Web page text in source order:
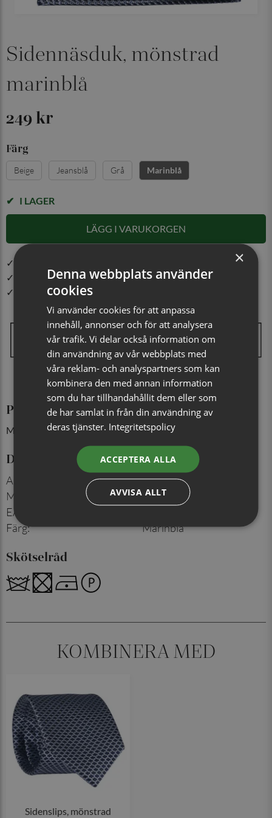
Sidennäsduk, mönstrad
marinblå
249 kr
Färg
Beige Jeansblå Grå Marinblå
I LAGER
LÄGG I VARUKORGEN
✓ Öppet köp i 30 dagar ✓ Fri frakt från 499 kr
✓ Din beställning skickas inom 1-2 vardagar
✓ Snabb leverans från vårt lager i Jönköping
Produktinformation
Mått: 30x30 cm
Detaljer
Artikelnummer
713132821
Material
100% siden
EAN
Färg: Marinblå
Skötselråd
KOMBINERA MED
Sidenslips, mönstrad
×
Denna webbplats använder
cookies
Vi använder cookies för att anpassa
innehåll, annonser och för att analysera
vår trafik. Vi delar också information om
din användning av vår webbplats med
våra reklam- och analyspartners som kan
kombinera den med annan information
som du har tillhandahållit dem eller som
de har samlat in från din användning av
deras tjänster. Integritetspolicy
ACCEPTERA ALLA
AVVISA ALLT